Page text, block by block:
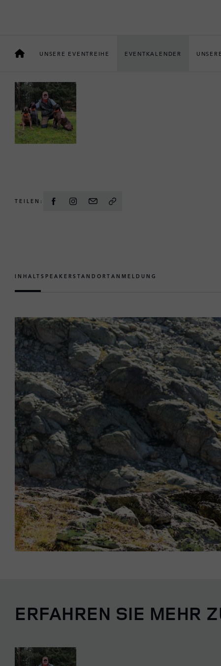
UNSERE EVENTREIHE EVENTKALENDER
TEILEN:
INHALT SPEAKER STANDORT ANMELDUNG
ERFAHREN SIE MEHR